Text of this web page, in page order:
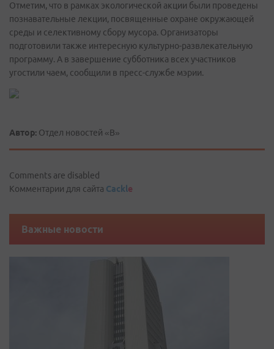
Отметим, что в рамках экологической акции были проведены
познавательные лекции, посвященные охране окружающей
среды и селективному сбору мусора. Организаторы
подготовили также интересную культурно-развлекательную
программу. А в завершение субботника всех участников
угостили чаем, сообщили в пресс-службе мэрии.
Автор: Отдел новостей «В»
Comments are disabled
Комментарии для сайта Cackle
Важные новости